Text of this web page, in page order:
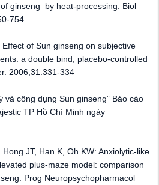
ginseng by heat-processing. Biol
754
of Sun ginseng on subjective
a double bind, placebo-controlled
2006;31:331-334
và công dụng Sun ginseng” Báo cáo
TP Hồ Chí Minh ngày
JT, Han K, Oh KW: Anxiolytic-like
plus-maze model: comparison
Prog Neuropsychopharmacol